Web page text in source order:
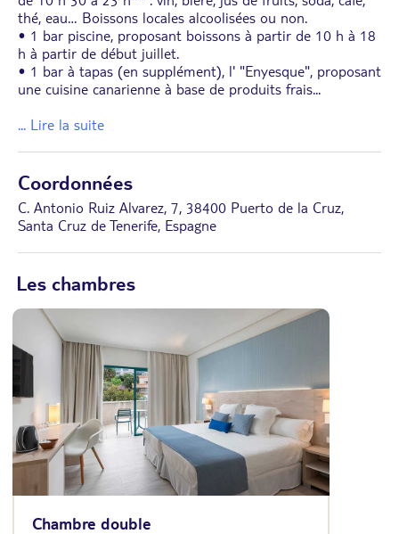
thé, eau… Boissons locales alcoolisées ou non.
• 1 bar piscine, proposant boissons à partir de 10 h à 18
h à partir de début juillet.
• 1 bar à tapas (en supplément), l' "Enyesque", proposant
une cuisine canarienne à base de produits frais...
... Lire la suite
Coordonnées
C. Antonio Ruiz Alvarez, 7, 38400 Puerto de la Cruz,
Santa Cruz de Tenerife, Espagne
Les chambres
Chambre double